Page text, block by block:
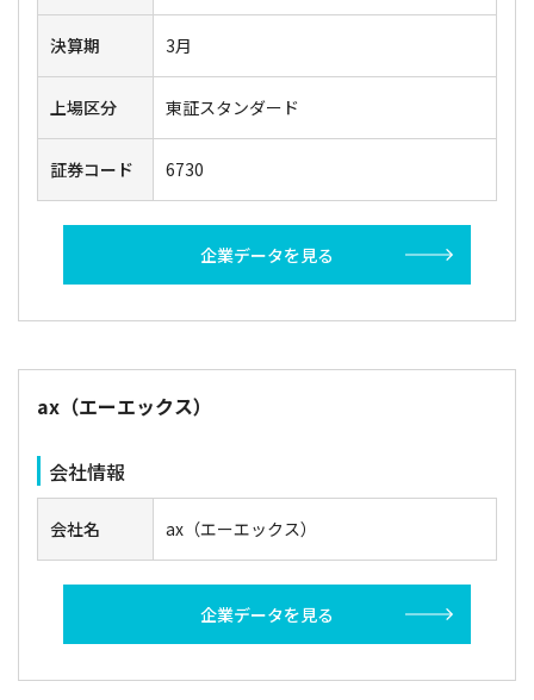
決算期 3月
上場区分 東証スタンダード
証券コード 6730
企業データを見る
ax（エーエックス）
会社情報
会社名 ax（エーエックス）
企業データを見る